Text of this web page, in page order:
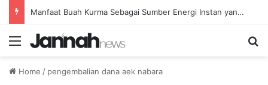
Manfaat Buah Kurma Sebagai Sumber Energi Instan yang Sehat dan Bergizi untuk Kesehatan
Menu
Home / pengembalian dana aek nabara